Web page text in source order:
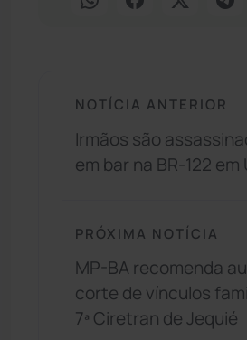
NOTÍCIA ANTERIOR
Irmãos são
em bar na BR-122 em
PRÓXIMA NOTÍCIA
MP-BA recomenda
corte de vínculos
7ª Ciretran de Jequié